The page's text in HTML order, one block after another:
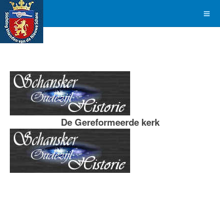
De Gereformeerde kerk